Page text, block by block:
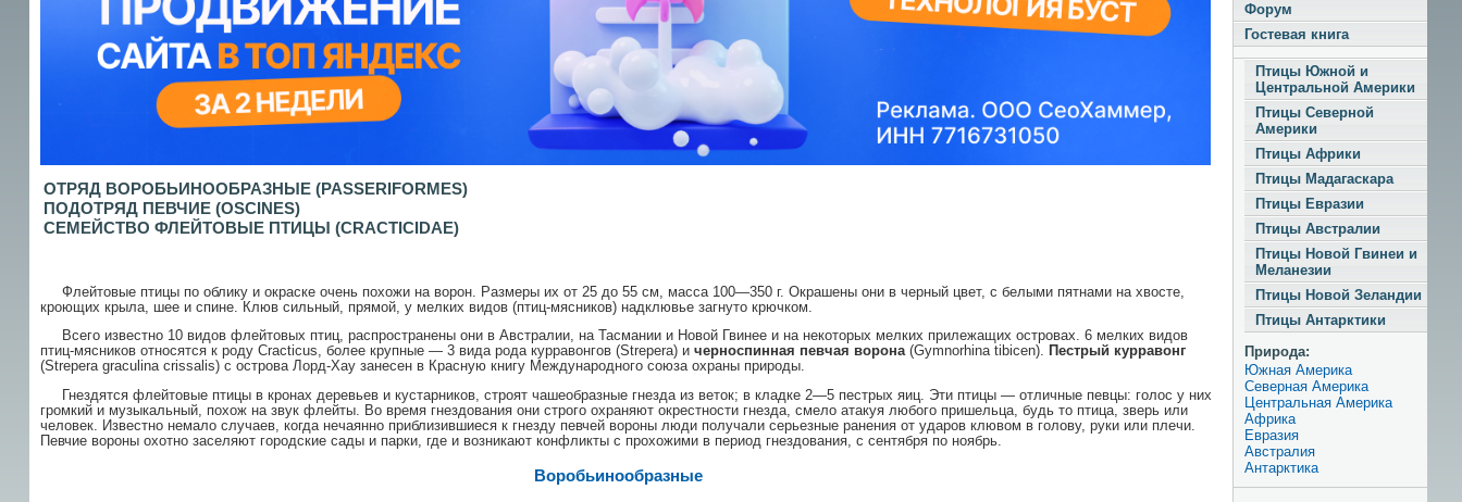
Форум
Гостевая книга
Птицы Южной и
Центральной Америки
Птицы Северной
Америки
Птицы Африки
Птицы Мадагаскара
Птицы Евразии
Птицы Австралии
Птицы Новой Гвинеи и
Меланезии
Птицы Новой Зеландии
Птицы Антарктики
Природа:
Южная Америка
Северная Америка
Центральная Америка
Африка
Евразия
Австралия
Антарктика
ОТРЯД ВОРОБЬИНООБРАЗНЫЕ (PASSERIFORMES)
ПОДОТРЯД ПЕВЧИЕ (OSCINES)
СЕМЕЙСТВО ФЛЕЙТОВЫЕ ПТИЦЫ (CRACTICIDAE)
Флейтовые птицы по облику и окраске очень похожи на ворон. Размеры их от 25 до 55 см, масса 100—350 г. Окрашены они в черный цвет, с белыми пятнами на хвосте,
кроющих крыла, шее и спине. Клюв сильный, прямой, у мелких видов (птиц-мясников) надклювье загнуто крюч­ком.
Всего известно 10 видов флейтовых птиц, рас­пространены они в Австралии, на Тасмании и Новой Гвинее и на некоторых мелких прилежа­щих островах. 6 мелких видов
птиц-мясников относятся к роду Cracticus, более крупные — 3 вида рода курравонгов (Strepera) и черноспинная певчая ворона(Gymnorhina tibicen). Пестрый курравонг
(Strepera graculina crissalis) с острова Лорд-Хау занесен в Красную книгу Международного союза охраны природы.
Гнездятся флейтовые птицы в кронах деревьев и кустарников, строят чашеобразные гнезда из веток; в кладке 2—5 пестрых яиц. Эти птицы — отличные певцы: голос у них
громкий и музы­кальный, похож на звук флейты. Во время гнездо­вания они строго охраняют окрестности гнезда, смело атакуя любого пришельца, будь то птица, зверь или
человек. Известно немало случаев, когда нечаянно приблизившиеся к гнезду певчей вороны люди получали серьезные ранения от уда­ров клювом в голову, руки или плечи.
Певчие вороны охотно заселяют городские сады и парки, где и возникают конфликты с прохожими в период гнездования, с сентября по ноябрь.
Воробьинообразные